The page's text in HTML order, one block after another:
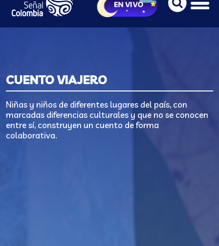
CUENTO VIAJERO
Niñas y niños de diferentes lugares del país, con
marcadas diferencias culturales y que no se conocen
entre sí, construyen un cuento de forma
colaborativa.